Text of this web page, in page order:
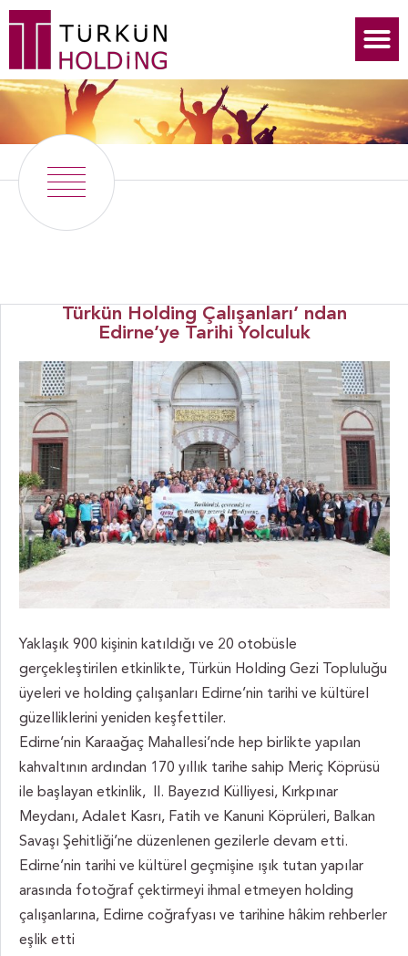
Türkün Holding Çalışanları’ ndan
Edirne’ye Tarihi Yolculuk
Yaklaşık 900 kişinin katıldığı ve 20 otobüsle
gerçekleştirilen etkinlikte, Türkün Holding Gezi Topluluğu
üyeleri ve holding çalışanları Edirne’nin tarihi ve kültürel
güzelliklerini yeniden keşfettiler.
Edirne’nin Karaağaç Mahallesi’nde hep birlikte yapılan
kahvaltının ardından 170 yıllık tarihe sahip Meriç Köprüsü
ile başlayan etkinlik, II. Bayezıd Külliyesi, Kırkpınar
Meydanı, Adalet Kasrı, Fatih ve Kanuni Köprüleri, Balkan
Savaşı Şehitliği’ne düzenlenen gezilerle devam etti.
Edirne’nin tarihi ve kültürel geçmişine ışık tutan yapılar
arasında fotoğraf çektirmeyi ihmal etmeyen holding
çalışanlarına, Edirne coğrafyası ve tarihine hâkim rehberler
eşlik etti